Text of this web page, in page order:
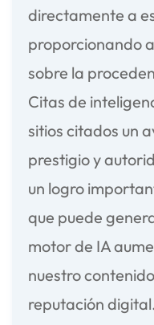
directamente a
proporcionando
sobre la
Citas de
sitios citados un
prestigio y
un logro
que puede
motor de IA
nuestro
reputación digital.